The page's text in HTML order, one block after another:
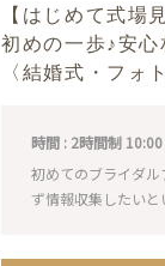
【はじめて式場
初めの一歩♪安
〈結婚式・フォ
時間 : 2時間制
初めてのブライダ
ず情報収集したいと